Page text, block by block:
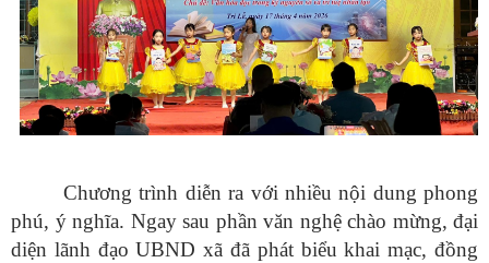
Chương trình diễn ra với nhiều nội dung phong
phú, ý nghĩa. Ngay sau phần văn nghệ chào mừng, đại
diện lãnh đạo UBND xã đã phát biểu khai mạc, đồng